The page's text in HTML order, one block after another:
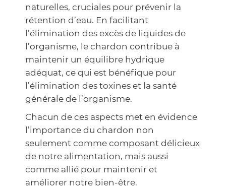
naturelles, cruciales pour prévenir la
rétention d’eau. En facilitant
l’élimination des excès de liquides de
l’organisme, le chardon contribue à
maintenir un équilibre hydrique
adéquat, ce qui est bénéfique pour
l’élimination des toxines et la santé
générale de l’organisme.
Chacun de ces aspects met en évidence
l’importance du chardon non
seulement comme composant délicieux
de notre alimentation, mais aussi
comme allié pour maintenir et
améliorer notre bien-être.